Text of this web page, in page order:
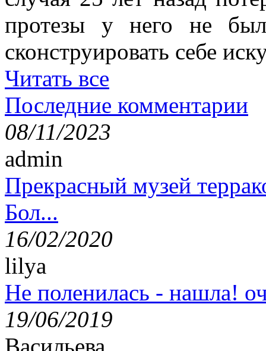
протезы у него не
сконструировать себе
Читать все
Последние комментарии
08/11/2023
admin
Прекрасный музей
Бол...
16/02/2020
lilya
Не поленилась - нашла!
19/06/2019
Васильева